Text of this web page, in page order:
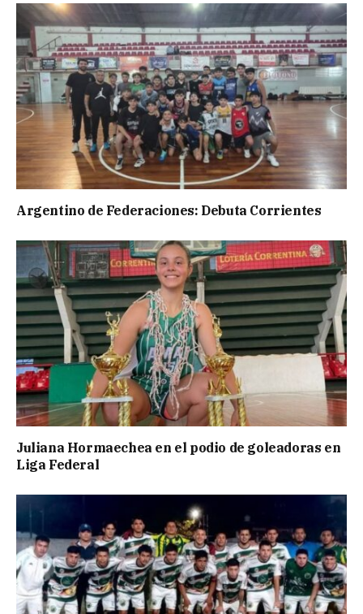
Argentino de Federaciones: Debuta Corrientes
Juliana Hormaechea en el podio de goleadoras en
Liga Federal